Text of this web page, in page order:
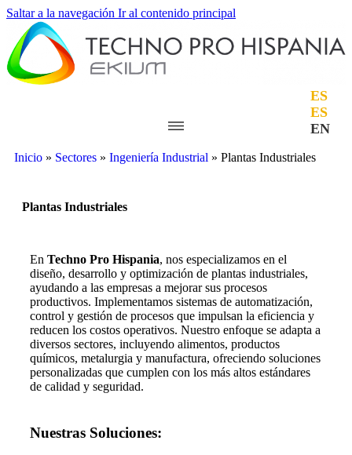
Saltar a la navegación Ir al contenido principal
ES
ES
EN
Inicio » Sectores » Ingeniería Industrial » Plantas Industriales
Plantas Industriales
En Techno Pro Hispania, nos especializamos en el
diseño, desarrollo y optimización de plantas industriales,
ayudando a las empresas a mejorar sus procesos
productivos. Implementamos sistemas de automatización,
control y gestión de procesos que impulsan la eficiencia y
reducen los costos operativos. Nuestro enfoque se adapta a
diversos sectores, incluyendo alimentos, productos
químicos, metalurgia y manufactura, ofreciendo soluciones
personalizadas que cumplen con los más altos estándares
de calidad y seguridad.
Nuestras Soluciones: